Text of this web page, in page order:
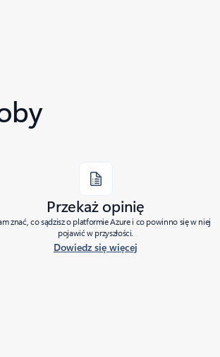
Przekaż opinię
znać, co sądzisz o platformie Azure i co powinno się w niej
pojawić w przyszłości.
Dowiedz się więcej